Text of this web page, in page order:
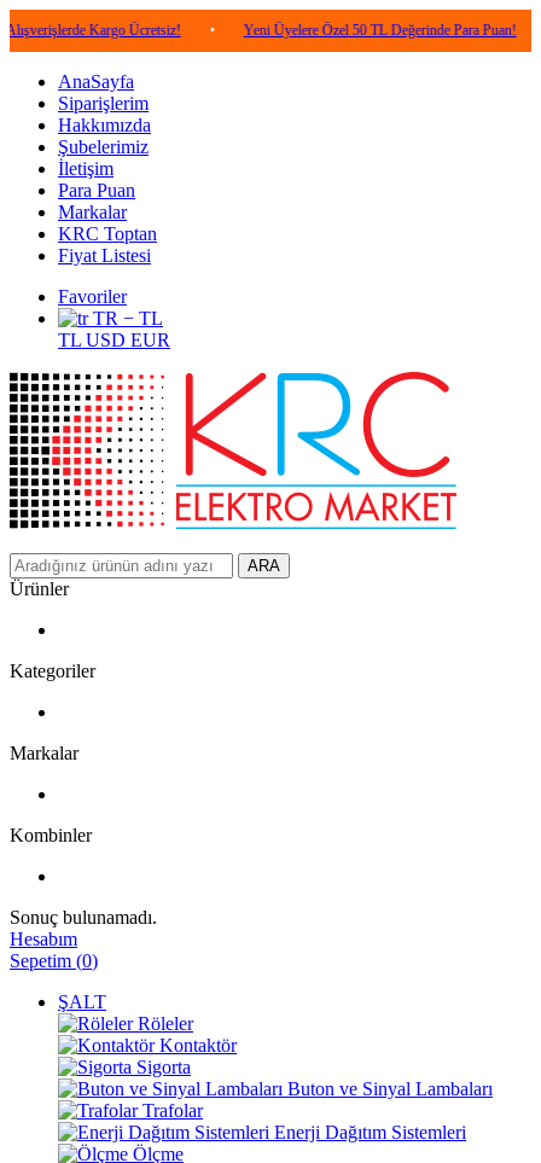
Kargo Ücretsiz! • Yeni Üyelere Özel 50 TL Değerinde Para Puan! •
AnaSayfa
Siparişlerim
Hakkımızda
Şubelerimiz
İletişim
Para Puan
Markalar
KRC Toptan
Fiyat Listesi
Favoriler
TR − TL
TL USD EUR
ARA
Ürünler
Kategoriler
Markalar
Kombinler
Sonuç bulunamadı.
Hesabım
Sepetim (0)
ŞALT
Röleler
Kontaktör
Sigorta
Buton ve Sinyal Lambaları
Trafolar
Enerji Dağıtım Sistemleri
Ölçme